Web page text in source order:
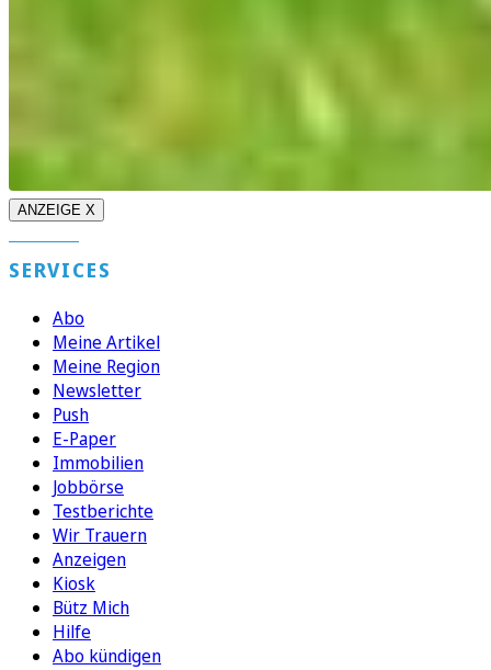
ANZEIGE X
SERVICES
Abo
Meine Artikel
Meine Region
Newsletter
Push
E-Paper
Immobilien
Jobbörse
Testberichte
Wir Trauern
Anzeigen
Kiosk
Bütz Mich
Hilfe
Abo kündigen